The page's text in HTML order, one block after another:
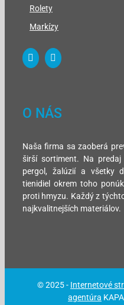
Rolety
Markízy
O NÁS
Naša firma sa zaoberá
širší sortiment. Na
pergol, žalúzií a všetky
tienidiel okrem toho
proti hmyzu. Každý z
najkvalitnejších materiálov.
© 2025 - Internetové
agentúra